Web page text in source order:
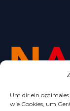
Um dir ein
wie Cookies, um
Alles rund um